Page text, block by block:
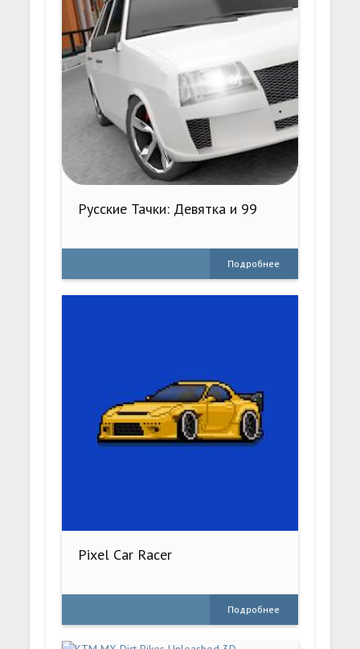
Русские Тачки: Девятка и 99
Подробнее
Pixel Car Racer
Подробнее